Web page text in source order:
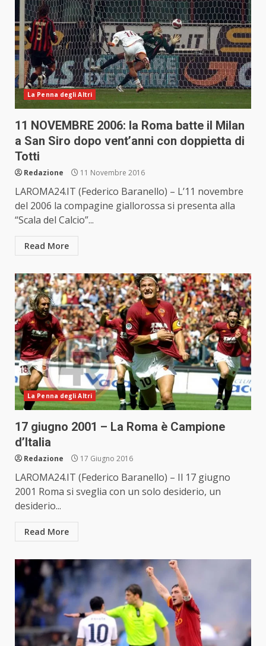
La Penna degli Altri
11 NOVEMBRE 2006: la Roma batte il Milan
a San Siro dopo vent’anni con doppietta di
Totti
Redazione 11 Novembre 2016
LAROMA24.IT (Federico Baranello) – L’11 novembre
del 2006 la compagine giallorossa si presenta alla
“Scala del Calcio”...
Read More
La Penna degli Altri
17 giugno 2001 – La Roma è Campione
d’Italia
Redazione 17 Giugno 2016
LAROMA24.IT (Federico Baranello) – Il 17 giugno
2001 Roma si sveglia con un solo desiderio, un
desiderio...
Read More